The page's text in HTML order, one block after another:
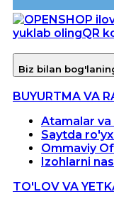
yuklab olingQR
Biz bilan
BUYURTMA VA
Atamalar
Saytda
Ommaviy
Izohlarni
TO'LOV VA